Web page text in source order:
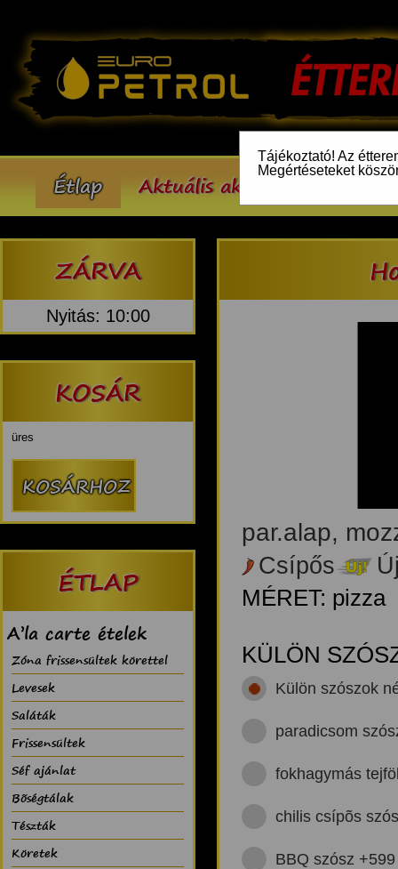
Tájékoztató! Az
Megértéseteket
Étlap Aktuális akcióink
ZÁRVA
Nyitás: 10:00
KOSÁR
üres
ÉTLAP
A’la carte ételek
Zóna frissensültek körettel
Levesek
Saláták
Frissensültek
Séf ajánlat
Bõségtálak
Tészták
Köretek
par.alap,
Csípős
MÉRET: pizza
KÜLÖN
Külön szószok
paradicsom
fokhagymás
chilis csípõs
BBQ szósz +599